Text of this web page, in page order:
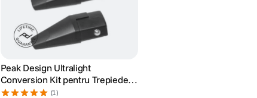
Peak Design Ultralight
Conversion Kit pentru Trepiedele
Travel
(1)